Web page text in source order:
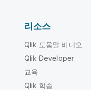
리소스
Qlik 도움말 비디오
Qlik Developer
교육
Qlik 학습